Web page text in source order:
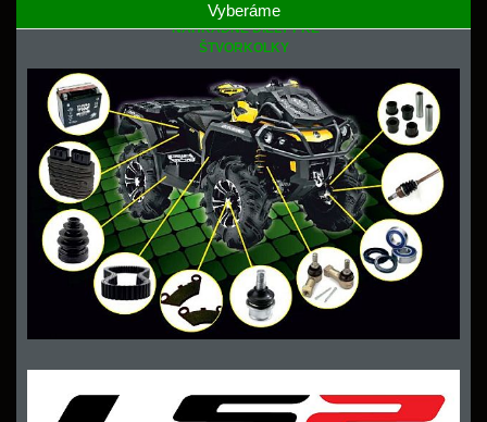
Vyberáme
NÁHRADNÉ DIELY PRE
ŠTVORKOLKY